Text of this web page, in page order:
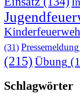
(31) Pressemeldung
(215)Übung
Schlagwörter